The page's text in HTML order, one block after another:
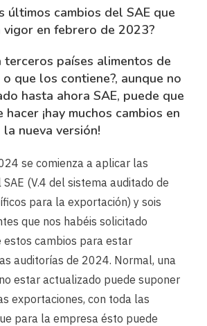
últimos cambios del SAE que
vigor en febrero de 2023?
terceros países alimentos de
que los contiene?, aunque no
hasta ahora SAE, puede que
¡hay muchos cambios en
la nueva versión!
se comienza a aplicar las
(V.4 del sistema auditado de
para la exportación) y sois
que nos habéis solicitado
estos cambios para estar
auditorías de 2024. Normal, una
estar actualizado puede suponer
exportaciones, con toda las
para la empresa ésto puede